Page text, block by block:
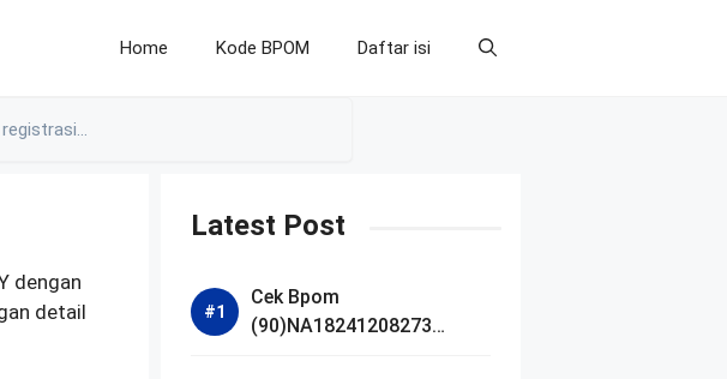
Home Kode BPOM Daftar isi
dengan
detail
Latest Post
Cek Bpom
(90)NA18241208273